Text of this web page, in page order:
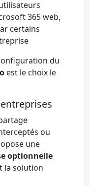
365 web,
certains
du
est le choix le
ou
une
optionnelle
la solution